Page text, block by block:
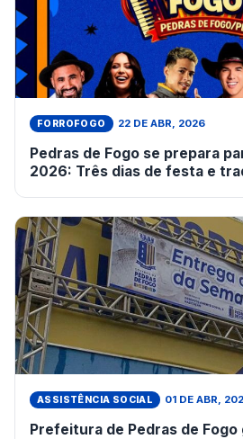
FORROFOGO 22 DE ABR, 2026
Pedras de Fogo se prepara
2026: Três dias de festa e
ASSISTÊNCIA SOCIAL 01 DE ABR,
Prefeitura de Pedras de Fogo